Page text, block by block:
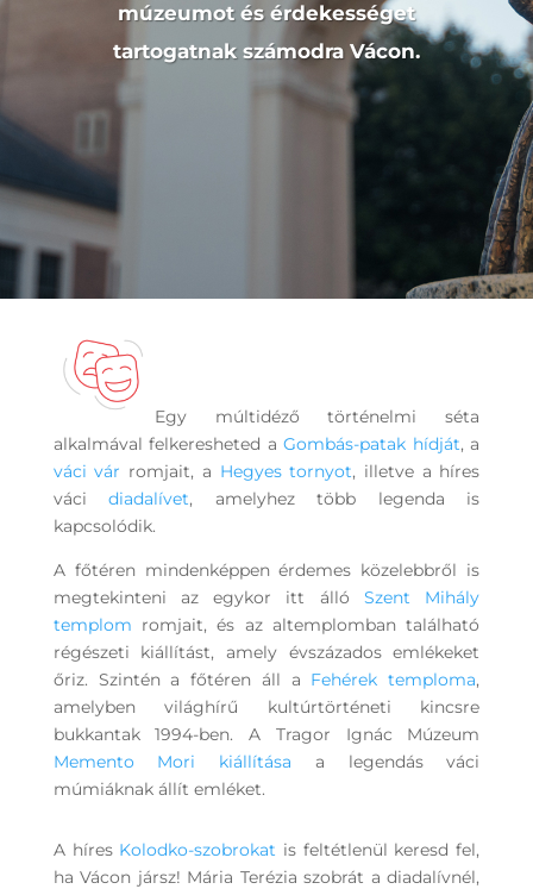
múzeumot és érdekességet
tartogatnak számodra Vácon.
Egy múltidéző történelmi séta
alkalmával felkeresheted aGombás-patak hídját, a
váci vár romjait, a Hegyes tornyot, illetve a híres
vácidiadalívet, amelyhez több legenda is
kapcsolódik.
A főtéren mindenképpen érdemes közelebbről is
megtekinteni az egykor itt álló Szent Mihály
templom romjait, és az altemplomban található
régészeti kiállítást, amely évszázados emlékeket
őriz. Szintén a főtéren áll a Fehérek temploma,
amelyben világhírű kultúrtörténeti kincsre
bukkantak 1994-ben. A Tragor Ignác Múzeum
Memento Mori kiállítása a legendás váci
múmiáknak állít emléket.
A híres Kolodko-szobrokat is feltétlenül keresd fel,
ha Vácon jársz! Mária Terézia szobrát a diadalívnél,